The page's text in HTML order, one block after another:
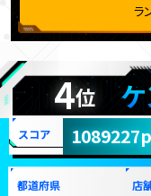
ラ
4位
スコア
都道府県 店